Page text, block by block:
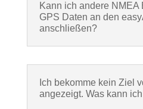
Kann ich andere NMEA
GPS Daten an den
anschließen?
Ich bekomme kein Ziel
angezeigt. Was kann